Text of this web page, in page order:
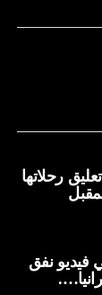
رحلاتها
فيديو نفق